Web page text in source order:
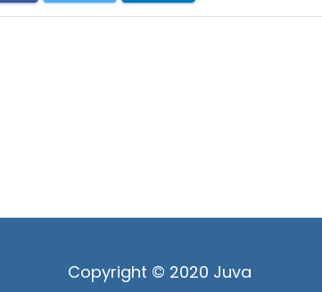
Copyright © 2020 Juva